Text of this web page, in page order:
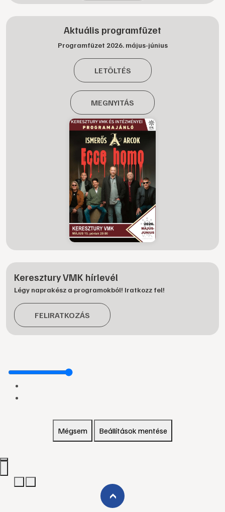
Aktuális programfüzet
Programfüzet 2026. május-június
LETÖLTÉS
MEGNYITÁS
Keresztury VMK hírlevél
Légy naprakész a programokból! Iratkozz fel!
FELIRATKOZÁS
Mégsem Beállítások mentése
›